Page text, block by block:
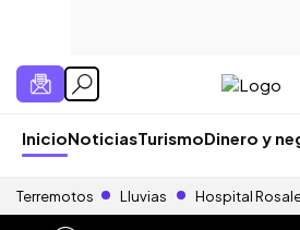
InicioNoticiasTurismoDinero y
Terremotos Lluvias Hospital